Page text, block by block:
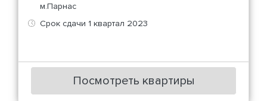
м.Парнас
Срок сдачи 1 квартал 2023
Посмотреть квартиры